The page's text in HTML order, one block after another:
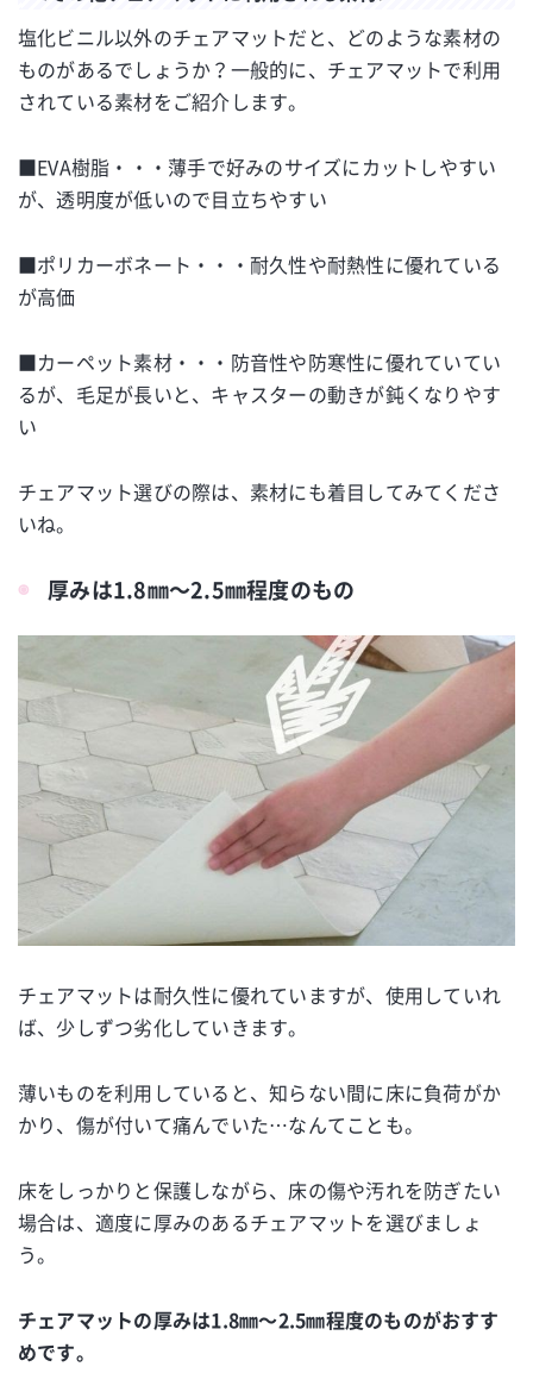
塩化ビニル以外のチェアマットだと、どのような素材の
ものがあるでしょうか？一般的に、チェアマットで利用
されている素材をご紹介します。
■EVA樹脂・・・薄手で好みのサイズにカットしやすい
が、透明度が低いので目立ちやすい
■ポリカーボネート・・・耐久性や耐熱性に優れている
が高価
■カーペット素材・・・防音性や防寒性に優れていてい
るが、毛足が長いと、キャスターの動きが鈍くなりやす
い
チェアマット選びの際は、素材にも着目してみてくださ
いね。
厚みは1.8㎜～2.5㎜程度のもの
チェアマットは耐久性に優れていますが、使用していれ
ば、少しずつ劣化していきます。
薄いものを利用していると、知らない間に床に負荷がか
かり、傷が付いて痛んでいた…なんてことも。
床をしっかりと保護しながら、床の傷や汚れを防ぎたい
場合は、適度に厚みのあるチェアマットを選びましょ
う。
チェアマットの厚みは1.8㎜～2.5㎜程度のものがおすす
めです。